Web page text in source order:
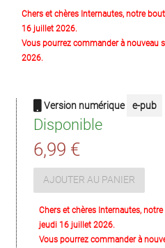
Chers et chères Internautes, notre
16 juillet 2026.
Vous pourrez commander à nouveau
2026.
Version numérique e-pub
Disponible
6,99 €
AJOUTER AU PANIER
Chers et chères Internautes,
jeudi 16 juillet 2026.
Vous pourrez commander à